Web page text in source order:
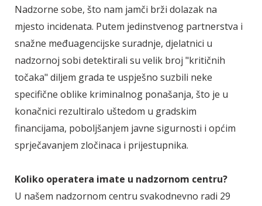
Nadzorne sobe, što nam jamči brži dolazak na
mjesto incidenata. Putem jedinstvenog partnerstva i
snažne međuagencijske suradnje, djelatnici u
nadzornoj sobi detektirali su velik broj "kritičnih
točaka" diljem grada te uspješno suzbili neke
specifične oblike kriminalnog ponašanja, što je u
konačnici rezultiralo uštedom u gradskim
financijama, poboljšanjem javne sigurnosti i općim
sprječavanjem zločinaca i prijestupnika.
Koliko operatera imate u nadzornom centru?
U našem nadzornom centru svakodnevno radi 29